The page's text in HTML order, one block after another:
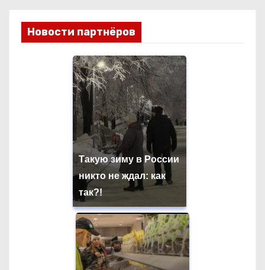
Новости партнёров
Такую зиму в России
никто не ждал: как
так?!